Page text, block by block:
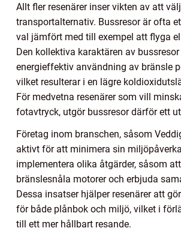
Allt fler resenärer inser vikten av att
transportalternativ. Bussresor är ofta
val jämfört med till exempel att flyga
Den kollektiva karaktären av
energieffektiv användning av bränsle
vilket resulterar i en lägre
För medvetna resenärer som vill
fotavtryck, utgör bussresor därför ett
Företag inom branschen, såsom
aktivt för att minimera sin
implementera olika åtgärder, såsom
bränslesnåla motorer och erbjuda
Dessa insatser hjälper resenärer att
för både plånbok och miljö, vilket i
till ett mer hållbart resande.